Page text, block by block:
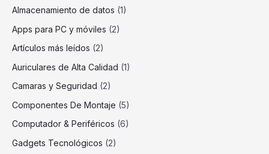
Almacenamiento de datos (1)
Apps para PC y móviles (2)
Artículos más leídos (2)
Auriculares de Alta Calidad (1)
Camaras y Seguridad (2)
Componentes De Montaje (5)
Computador & Periféricos (6)
Gadgets Tecnológicos (2)